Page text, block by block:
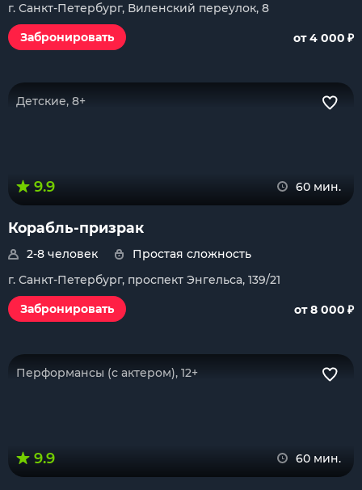
г. Санкт-Петербург, Виленский переулок, 8
Забронировать
от 4 000 ₽
Детские, 8+
9.9 60 мин.
Корабль-призрак
2-8 человек
Простая сложность
г. Санкт-Петербург, проспект Энгельса, 139/21
Забронировать
от 8 000 ₽
Перформансы (с актером), 12+
9.9 60 мин.